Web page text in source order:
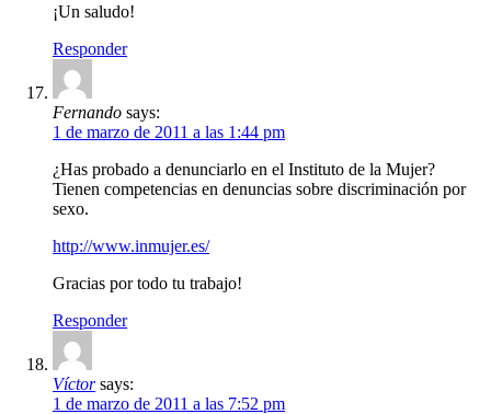
¡Un saludo!
Responder
Fernando says:
1 de marzo de 2011 a las 1:44 pm
¿Has probado a denunciarlo en el Instituto de la Mujer?
Tienen competencias en denuncias sobre discriminación por
sexo.
http://www.inmujer.es/
Gracias por todo tu trabajo!
Responder
Víctor says:
1 de marzo de 2011 a las 7:52 pm